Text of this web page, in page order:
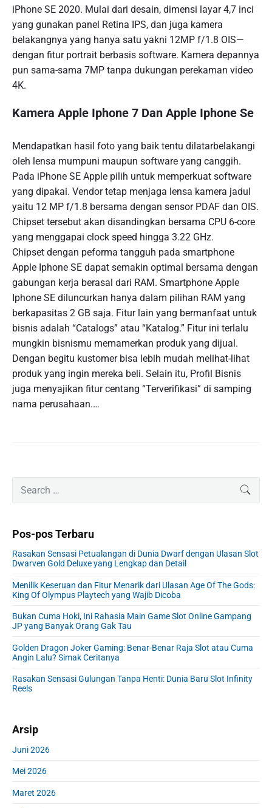
iPhone SE 2020. Mulai dari desain, dimensi layar 4,7 inci
yang gunakan panel Retina IPS, dan juga kamera
belakangnya yang hanya satu yakni 12MP f/1.8 OIS—
dengan fitur portrait berbasis software. Kamera depannya
pun sama-sama 7MP tanpa dukungan perekaman video
4K.
Kamera Apple Iphone 7 Dan Apple Iphone Se
Mendapatkan hasil foto yang baik tentu dilatarbelakangi
oleh lensa mumpuni maupun software yang canggih.
Pada iPhone SE Apple pilih untuk memperkuat software
yang dipakai. Vendor tetap menjaga lensa kamera jadul
yaitu 12 MP f/1.8 bersama dengan sensor PDAF dan OIS.
Chipset tersebut akan disandingkan bersama CPU 6-core
yang menggapai clock speed hingga 3.22 GHz.
Chipset dengan peforma tangguh pada smartphone
Apple Iphone SE dapat semakin optimal bersama dengan
gabungan kerja berasal dari RAM. Smartphone Apple
Iphone SE diluncurkan hanya dalam pilihan RAM yang
berkapasitas 2 GB saja. Fitur lain yang bermanfaat untuk
bisnis adalah “Catalogs” atau “Katalog.” Fitur ini terlalu
mungkin bisnismu memamerkan produk yang dijual.
Dengan begitu kustomer bisa lebih mudah melihat-lihat
produk yang ingin mereka beli. Selain itu, Profil Bisnis
juga menyajikan fitur centang “Terverifikasi” di samping
nama perusahaan.…
a
y
i
d
e
b
r
c
h
f
r
Pos-pos Terbaru
Rasakan Sensasi Petualangan di Dunia Dwarf dengan Ulasan Slot
Dwarven Gold Deluxe yang Lengkap dan Detail
Menilik Keseruan dan Fitur Menarik dari Ulasan Age Of The Gods:
King Of Olympus Playtech yang Wajib Dicoba
Bukan Cuma Hoki, Ini Rahasia Main Game Slot Online Gampang
JP yang Banyak Orang Gak Tau
Golden Dragon Joker Gaming: Benar-Benar Raja Slot atau Cuma
Angin Lalu? Simak Ceritanya
Rasakan Sensasi Gulungan Tanpa Henti: Dunia Baru Slot Infinity
Reels
Arsip
Juni 2026
Mei 2026
Maret 2026